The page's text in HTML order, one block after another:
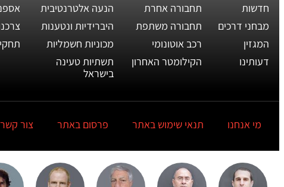
חדשות
מבחני דרכים
המגזין
דעותינו
תחבורה אחרת
תחבורה משתפת
רכב אוטונומי
הקילומטר האחרון
הנעה אלטרנטיבית
היברידיות ונטענות
מכוניות חשמליות
תשתיות טעינה
בישראל
מי אנחנו תנאי שימוש באתר פרסום באתר צור קשר